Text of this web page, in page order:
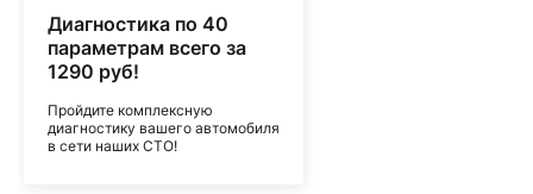
Диагностика по 40
параметрам всего за
1290 руб!
Пройдите комплексную
диагностику вашего автомобиля
в сети наших СТО!